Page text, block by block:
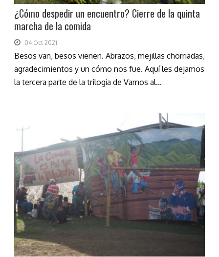
¿Cómo despedir un encuentro? Cierre de la quinta
marcha de la comida
04 Oct 2021
Besos van, besos vienen. Abrazos, mejillas chorriadas,
agradecimientos y un cómo nos fue. Aquí les dejamos
la tercera parte de la trilogía de Vamos al...